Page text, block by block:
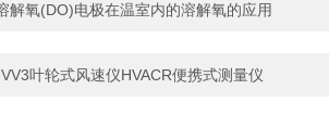
解氧(DO)电极在温室内的溶解氧的应用
叶轮式风速仪HVACR便携式测量仪